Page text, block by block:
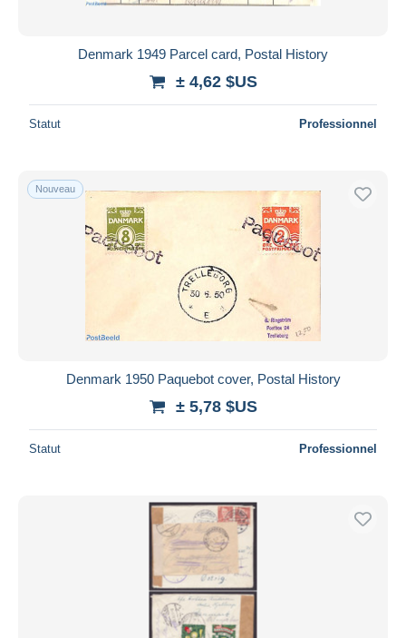
Denmark 1949 Parcel card, Postal History
± 4,62 $US
Statut Professionnel
Nouveau
Denmark 1950 Paquebot cover, Postal History
± 5,78 $US
Statut Professionnel